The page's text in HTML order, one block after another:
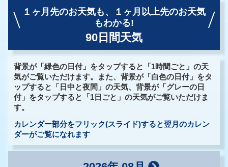
１ヶ月先のお天気も、
１ヶ月以上先のお天気
もわかる!
90日間天気
背景が「緑色の日付」をタップすると「1時間ごと」の天
気がご覧いただけます。また、背景が「白色の日付」をタ
ップすると「日中と夜間」の天気、背景が「グレーの日
付」をタップすると「1日ごと」の天気がご覧いただけま
す。
カレンダー部分をフリック(スライド)すると翌月のカレン
ダーがご覧になれます